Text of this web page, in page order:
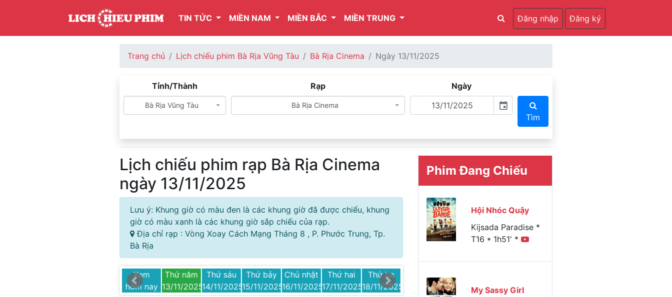
TIN TỨC MIỀN NAM MIỀN BẮC MIỀN TRUNG Đăng nhập Đăng ký
Trang chủ Lịch chiếu phim Bà Rịa Vũng Tàu Bà Rịa Cinema Ngày 13/11/2025
Tỉnh/Thành
Bà Rịa Vũng Tàu
Rạp
Bà Rịa Cinema
Ngày
event
Tìm
Lịch chiếu phim rạp Bà Rịa Cinema
ngày 13/11/2025
Lưu ý: Khung giờ có màu đen là các khung giờ đã được chiếu, khung
giờ có màu xanh là các khung giờ sắp chiếu của rạp.
Địa chỉ rạp : Vòng Xoay Cách Mạng Tháng 8 , P. Phước Trung, Tp.
Bà Rịa
Xem
hôm nay
Thứ năm
13/11/2025
Thứ sáu
14/11/2025
Thứ bảy
15/11/2025
Chủ nhật
16/11/2025
Thứ hai
17/11/2025
Thứ ba
18/11/2025
19/11/2025hôm nay 13/11/202514/11/2025
Phim Đang Chiếu
Hội Nhóc Quậy
Kijsada Paradise *
T16 * 1h51' *
My Sassy Girl